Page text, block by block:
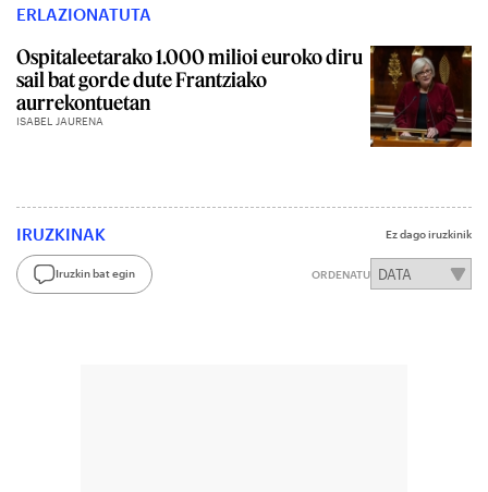
ERLAZIONATUTA
Ospitaleetarako 1.000 milioi euroko diru
sail bat gorde dute Frantziako
aurrekontuetan
ISABEL JAURENA
IRUZKINAK Ez dago iruzkinik
Iruzkin bat egin ORDENATU